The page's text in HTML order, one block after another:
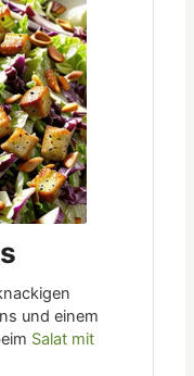
und einem
Salat mit